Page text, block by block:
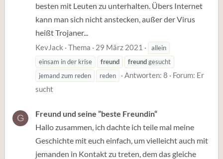
besten mit Leuten zu unterhalten. Übers Internet
kann man sich nicht anstecken, außer der Virus
heißt Trojaner...
KevJack Thema 29 März 2021
allein
einsam in der krise
freund freundgesucht
jemand zum reden
reden Antworten: 8 Forum: Er
sucht
G
Freund und seine ”beste Freundin“
Hallo zusammen, ich dachte ich teile mal meine
Geschichte mit euch einfach, um vielleicht auch mit
jemanden in Kontakt zu treten, dem das gleiche